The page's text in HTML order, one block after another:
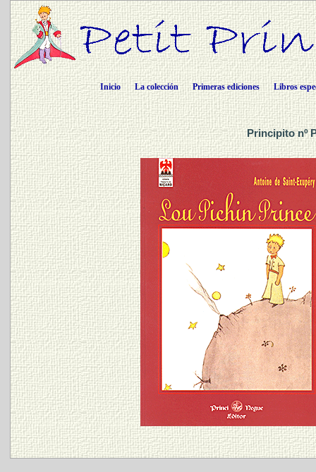
Inicio La colección Primeras ediciones Libros
Principito nº